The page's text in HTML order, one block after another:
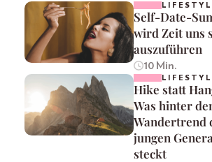
Self-Date-
wird Zeit uns
auszuführen
10 Min.
Hike statt
Was hinter
Wandertrend
jungen
steckt